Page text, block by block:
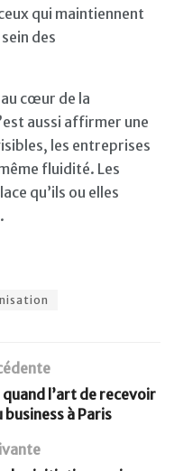
qui maintiennent
des
cœur de la
aussi affirmer une
les entreprises
fluidité. Les
qu’ils ou elles
l’art de recevoir
à Paris